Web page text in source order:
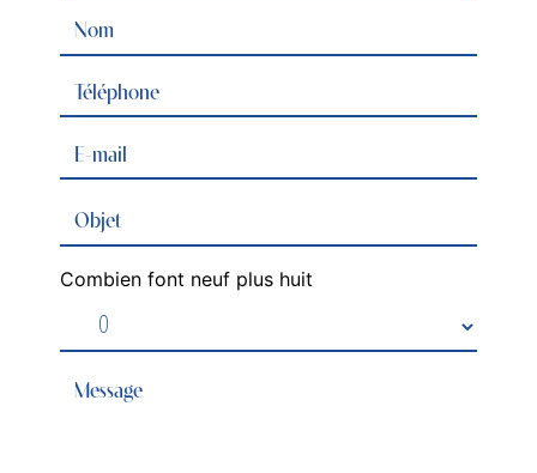
Combien font neuf plus huit